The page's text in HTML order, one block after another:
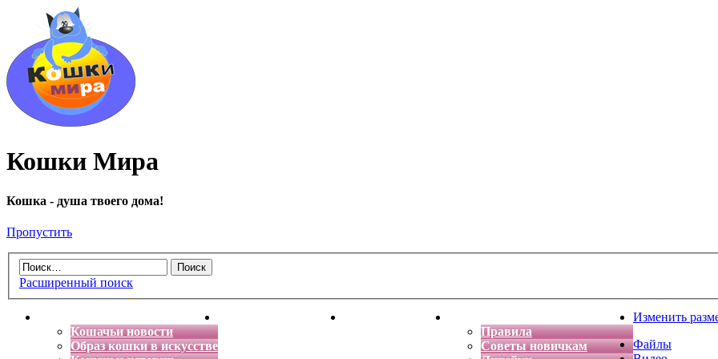
Кошки Мира
Кошка - душа твоего дома!
Пропустить
Расширенный поиск
Кошачьи новости
Образ кошки в искусстве
Энциклопедия кошек Детская фантазия
Правила
Советы новичкам
Изменить
Файлы